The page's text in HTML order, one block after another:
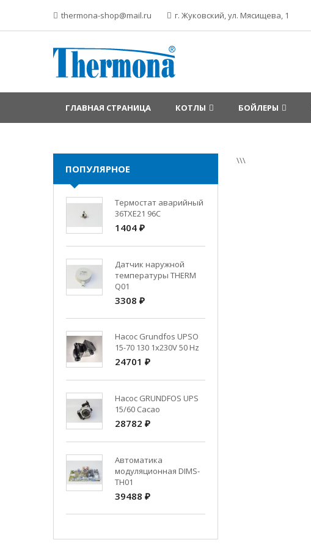
thermona-shop@mail.ru г. Жуковский, ул. Мясищева, 1
ГЛАВНАЯ СТРАНИЦА КОТЛЫ БОЙЛЕРЫ
\\\
ПОПУЛЯРНОЕ
Термостат аварийный
36TXE21 96C
1404 ₽
Датчик наружной
температуры THERM
Q01
3308 ₽
Насос Grundfos UPSO
15-70 130 1x230V 50 Hz
24701 ₽
Насос GRUNDFOS UPS
15/60 Cacao
28782 ₽
Автоматика
модуляционная DIMS-
TH01
39488 ₽